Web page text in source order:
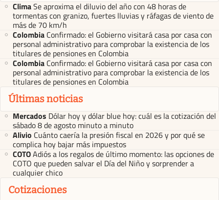
ClimaSe aproxima el diluvio del año con 48 horas de
tormentas con granizo, fuertes lluvias y ráfagas de viento de
más de 70 km/h
Colombia Confirmado: el Gobierno visitará casa por casa con
personal administrativo para comprobar la existencia de los
titulares de pensiones en Colombia
Colombia Confirmado: el Gobierno visitará casa por casa con
personal administrativo para comprobar la existencia de los
titulares de pensiones en Colombia
Últimas noticias
Mercados Dólar hoy y dólar blue hoy: cuál es la cotización del
sábado 8 de agosto minuto a minuto
Alivio Cuánto caería la presión fiscal en 2026 y por qué se
complica hoy bajar más impuestos
COTOAdiós a los regalos de último momento: las opciones de
COTO que pueden salvar el Día del Niño y sorprender a
cualquier chico
Cotizaciones